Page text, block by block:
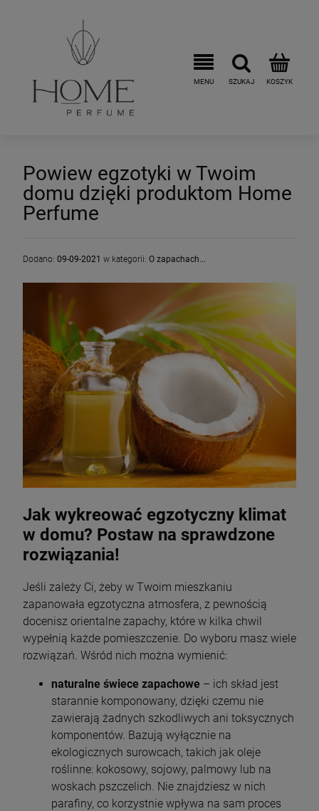
Powiew egzotyki w Twoim
domu dzięki produktom Home
Perfume
Dodano: 09-09-2021 w kategorii: O zapachach...
Jak wykreować egzotyczny klimat
w domu? Postaw na sprawdzone
rozwiązania!
Jeśli zależy Ci, żeby w Twoim mieszkaniu
zapanowała egzotyczna atmosfera, z pewnością
docenisz orientalne zapachy, które w kilka chwil
wypełnią każde pomieszczenie. Do wyboru masz wiele
rozwiązań. Wśród nich można wymienić:
naturalne świece zapachowe – ich skład jest
starannie komponowany, dzięki czemu nie
zawierają żadnych szkodliwych ani toksycznych
komponentów. Bazują wyłącznie na
ekologicznych surowcach, takich jak oleje
roślinne: kokosowy, sojowy, palmowy lub na
woskach pszczelich. Nie znajdziesz w nich
parafiny, co korzystnie wpływa na sam proces